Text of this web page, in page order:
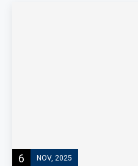
6 NOV, 2025